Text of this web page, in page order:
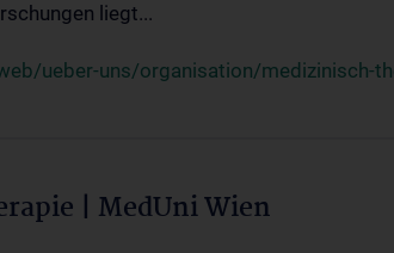
liegt...
ueber-uns/organisation/medizinisch-
| MedUni Wien